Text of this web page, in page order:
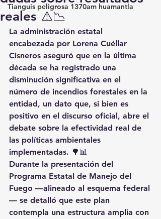
Tianguis peligrosa 1370am huamantla
reales ⚠️📉
La administración estatal
encabezada por Lorena Cuéllar
Cisneros aseguró que en la última
década se ha registrado una
disminución significativa en el
número de incendios forestales en la
entidad, un dato que, si bien es
positivo en el discurso oficial, abre el
debate sobre la efectividad real de
las políticas ambientales
implementadas. 🌳📊
Durante la presentación del
Programa Estatal de Manejo del
Fuego —alineado al esquema federal
— se detalló que este plan
contempla una estructura amplia con